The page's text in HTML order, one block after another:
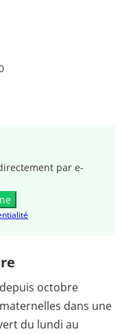
par e-
octobre
dans une
du lundi au